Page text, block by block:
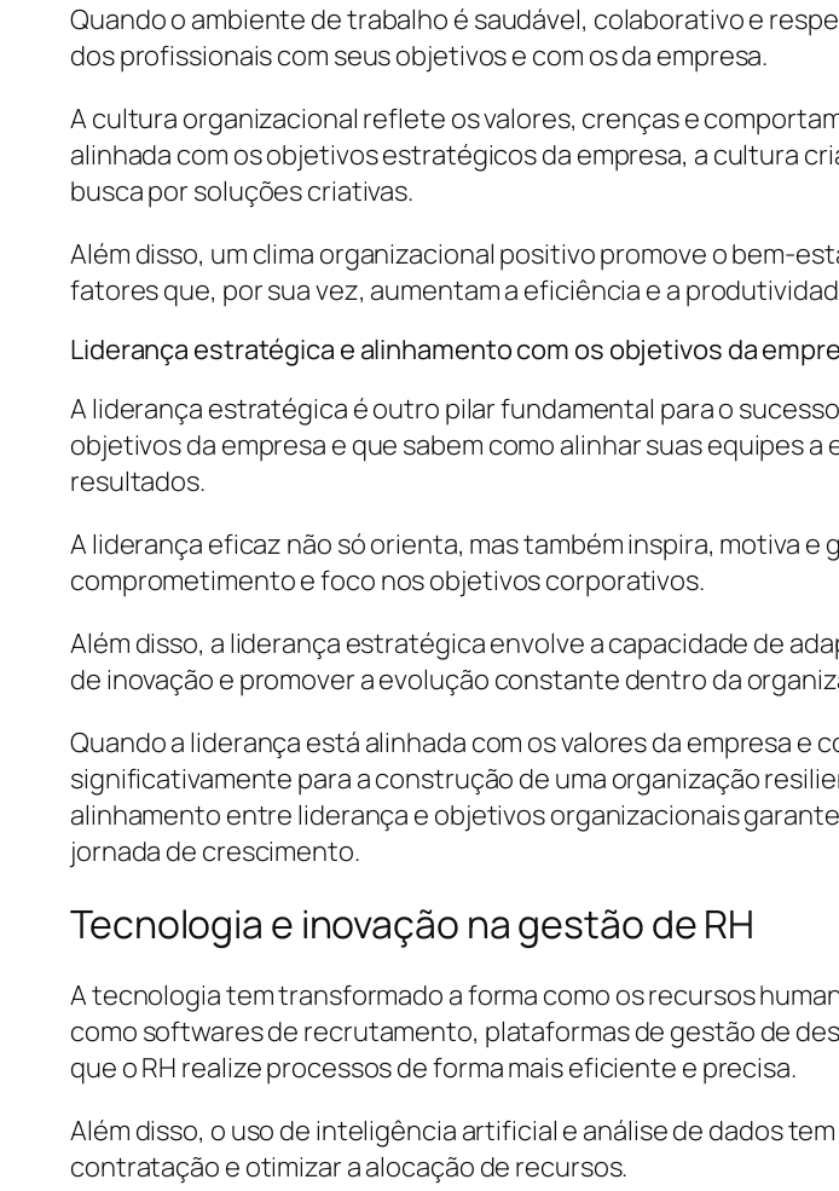
Quando o ambiente de trabalho é saudável, colaborativo e
dos profissionais com seus objetivos e com os da empresa.
A cultura organizacional reflete os valores, crenças e
alinhada com os objetivos estratégicos da empresa, a cultura
busca por soluções criativas.
Além disso, um clima organizacional positivo promove o bem-
fatores que, por sua vez, aumentam a eficiência e a
Liderança estratégica e alinhamento com os objetivos da
A liderança estratégica é outro pilar fundamental para o
objetivos da empresa e que sabem como alinhar suas equipes
resultados.
A liderança eficaz não só orienta, mas também inspira, motiva
comprometimento e foco nos objetivos corporativos.
Além disso, a liderança estratégica envolve a capacidade de
de inovação e promover a evolução constante dentro da
Quando a liderança está alinhada com os valores da empresa e
significativamente para a construção de uma organização
alinhamento entre liderança e objetivos organizacionais
jornada de crescimento.
Tecnologia e inovação na gestão de RH
A tecnologia tem transformado a forma como os recursos
como softwares de recrutamento, plataformas de gestão de
que o RH realize processos de forma mais eficiente e precisa.
Além disso, o uso de inteligência artificial e análise de dados
contratação e otimizar a alocação de recursos.